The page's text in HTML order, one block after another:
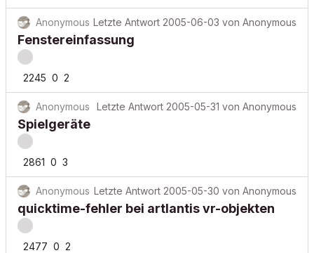
Anonymous Letzte Antwort 2005-06-03 von Anonymous
Fenstereinfassung
2245 0 2
Anonymous Letzte Antwort 2005-05-31 von Anonymous
Spielgeräte
2861 0 3
Anonymous Letzte Antwort 2005-05-30 von Anonymous
quicktime-fehler bei artlantis vr-objekten
2477 0 2